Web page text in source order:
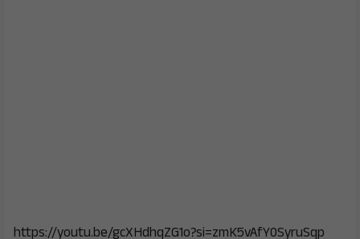
https://youtu.be/gcXHdhqZG1o?si=zmK5vAfY0SyruSqp